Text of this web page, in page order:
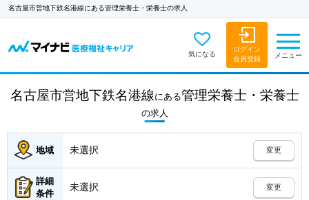
名古屋市営地下鉄名港線にある管理栄養士・栄養士の求人
気になる
ログイン
会員登録
メニュー
名古屋市営地下鉄名港線 にある管理栄養士・栄養士
の求人
地域 未選択 変更
詳細
条件
未選択 変更